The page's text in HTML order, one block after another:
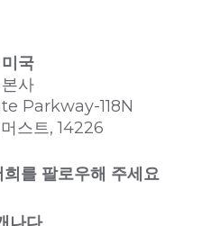
미국
본사
Parkway-118N
스트, 14226
를 팔로우해 주세요